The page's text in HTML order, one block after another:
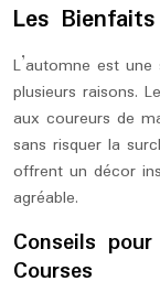
Les
L’automne est
plusieurs raisons.
aux coureurs de
sans risquer la
offrent un décor
agréable.
Conseils
Courses